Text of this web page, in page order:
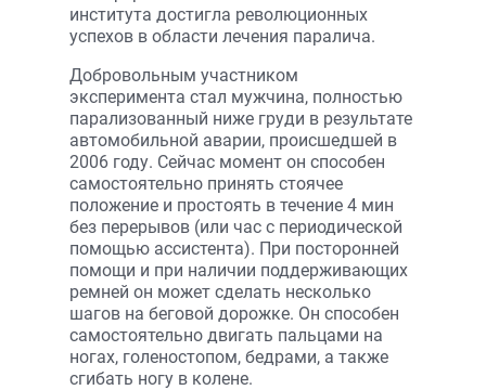
института достигла революционных
успехов в области лечения паралича.
Добровольным участником
эксперимента стал мужчина, полностью
парализованный ниже груди в результате
автомобильной аварии, происшедшей в
2006 году. Сейчас момент он способен
самостоятельно принять стоячее
положение и простоять в течение 4 мин
без перерывов (или час с периодической
помощью ассистента). При посторонней
помощи и при наличии поддерживающих
ремней он может сделать несколько
шагов на беговой дорожке. Он способен
самостоятельно двигать пальцами на
ногах, голеностопом, бедрами, а также
сгибать ногу в колене.